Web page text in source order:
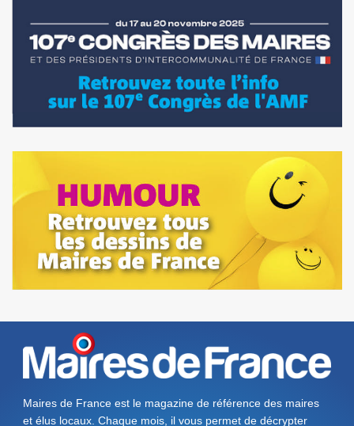
Maires de France est le magazine de référence des maires
et élus locaux. Chaque mois, il vous permet de décrypter